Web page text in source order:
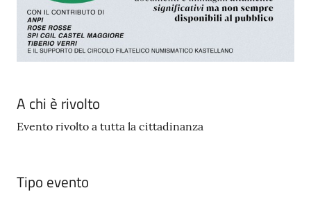
A chi è rivolto
Evento rivolto a tutta la cittadinanza
Tipo evento